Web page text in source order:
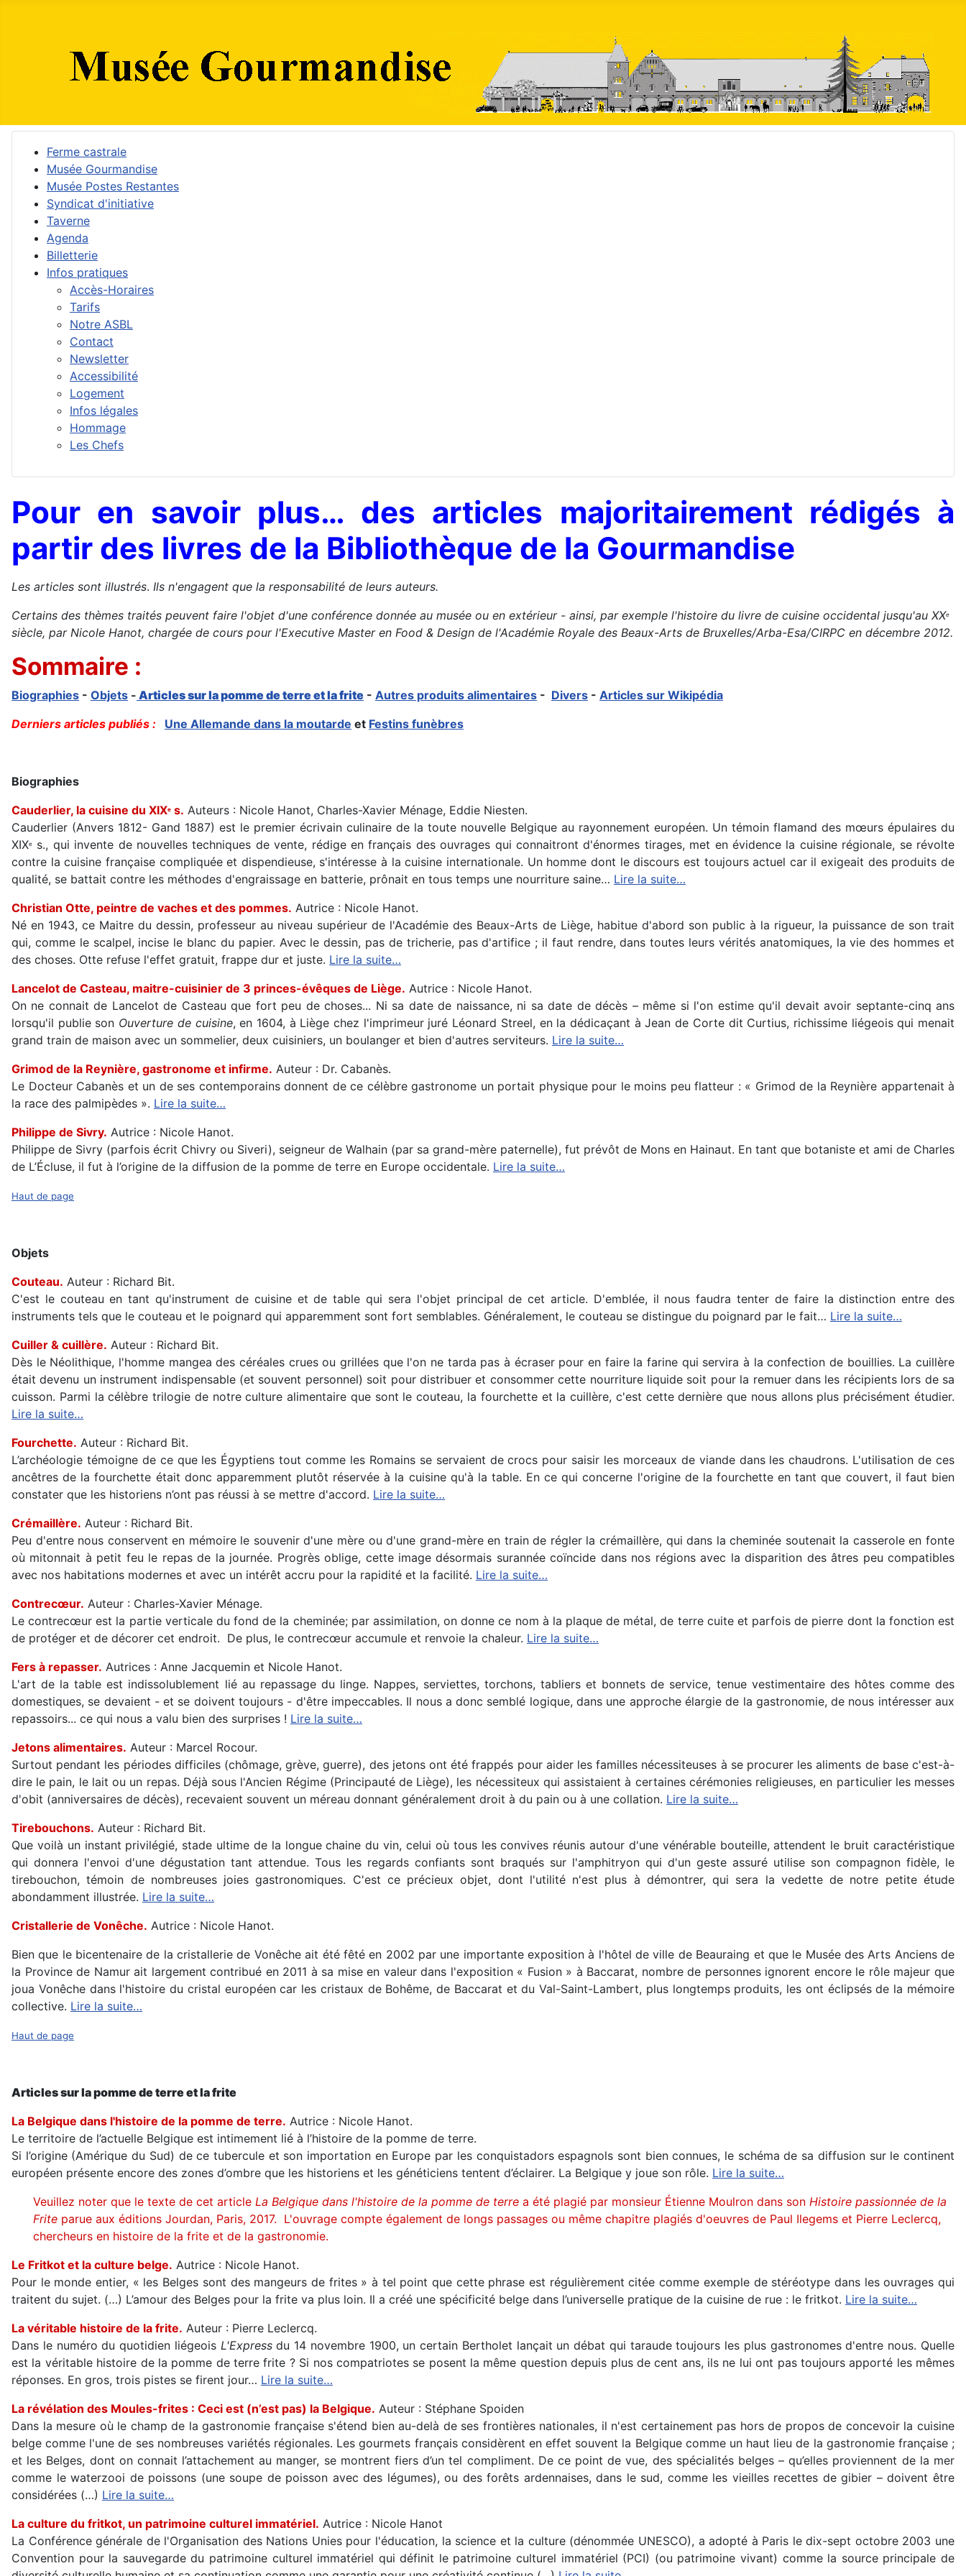
Ferme castrale
Musée Gourmandise
Musée Postes Restantes
Syndicat d'initiative
Taverne
Agenda
Billetterie
Infos pratiques
Accès-Horaires
Tarifs
Notre ASBL
Contact
Newsletter
Accessibilité
Logement
Infos légales
Hommage
Les Chefs
Pour en savoir plus… des articles majoritairement rédigés à
partir des livres de la Bibliothèque de la Gourmandise
Les articles sont illustrés. Ils n'engagent que la responsabilité de leurs auteurs.
Certains des thèmes traités peuvent faire l'objet d'une conférence donnée au musée ou en extérieur - ainsi, par exemple l'histoire du livre de cuisine occidental jusqu'au XXe
siècle, par Nicole Hanot, chargée de cours pour l'Executive Master en Food & Design de l'Académie Royale des Beaux-Arts de Bruxelles/Arba-Esa/CIRPC en décembre 2012.
Sommaire :
Biographies - Objets - Articles sur la pomme de terre et la frite - Autres produits alimentaires - Divers - Articles sur Wikipédia
Derniers articles publiés :
Une Allemande dans la moutarde et Festins funèbres
Biographies
Cauderlier, la cuisine du XIXe s. Auteurs : Nicole Hanot, Charles-Xavier Ménage, Eddie Niesten.
Cauderlier (Anvers 1812- Gand 1887) est le premier écrivain culinaire de la toute nouvelle Belgique au rayonnement européen. Un témoin flamand des mœurs épulaires du
XIXe
s., qui invente de nouvelles techniques de vente, rédige en français des ouvrages qui connaitront d'énormes tirages, met en évidence la cuisine régionale, se révolte
contre la cuisine française compliquée et dispendieuse, s'intéresse à la cuisine internationale. Un homme dont le discours est toujours actuel car il exigeait des produits de
qualité, se battait contre les méthodes d'engraissage en batterie, prônait en tous temps une nourriture saine… Lire la suite…
Christian Otte, peintre de vaches et des pommes. Autrice : Nicole Hanot.
Né en 1943, ce Maitre du dessin, professeur au niveau supérieur de l'Académie des Beaux-Arts de Liège, habitue d'abord son public à la rigueur, la puissance de son trait
qui, comme le scalpel, incise le blanc du papier. Avec le dessin, pas de tricherie, pas d'artifice ; il faut rendre, dans toutes leurs vérités anatomiques, la vie des hommes et
des choses. Otte refuse l'effet gratuit, frappe dur et juste. Lire la suite…
Lancelot de Casteau, maitre-cuisinier de 3 princes-évêques de Liège. Autrice : Nicole Hanot.
On ne connait de Lancelot de Casteau que fort peu de choses... Ni sa date de naissance, ni sa date de décès – même si l'on estime qu'il devait avoir septante-cinq ans
lorsqu'il publie son Ouverture de cuisine, en 1604, à Liège chez l'imprimeur juré Léonard Streel, en la dédicaçant à Jean de Corte dit Curtius, richissime liégeois qui menait
grand train de maison avec un sommelier, deux cuisiniers, un boulanger et bien d'autres serviteurs. Lire la suite…
Grimod de la Reynière, gastronome et infirme. Auteur : Dr. Cabanès.
Le Docteur Cabanès et un de ses contemporains donnent de ce célèbre gastronome un portait physique pour le moins peu flatteur : « Grimod de la Reynière appartenait à
la race des palmipèdes ». Lire la suite…
Philippe de Sivry. Autrice : Nicole Hanot.
Philippe de Sivry (parfois écrit Chivry ou Siveri), seigneur de Walhain (par sa grand-mère paternelle), fut prévôt de Mons en Hainaut. En tant que botaniste et ami de Charles
de L’Écluse, il fut à l’origine de la diffusion de la pomme de terre en Europe occidentale. Lire la suite…
Haut de page
Objets
Couteau. Auteur : Richard Bit.
C'est le couteau en tant qu'instrument de cuisine et de table qui sera l'objet principal de cet article. D'emblée, il nous faudra tenter de faire la distinction entre des
instruments tels que le couteau et le poignard qui apparemment sont fort semblables. Généralement, le couteau se distingue du poignard par le fait… Lire la suite…
Cuiller & cuillère. Auteur : Richard Bit.
Dès le Néolithique, l'homme mangea des céréales crues ou grillées que l'on ne tarda pas à écraser pour en faire la farine qui servira à la confection de bouillies. La cuillère
était devenu un instrument indispensable (et souvent personnel) soit pour distribuer et consommer cette nourriture liquide soit pour la remuer dans les récipients lors de sa
cuisson. Parmi la célèbre trilogie de notre culture alimentaire que sont le couteau, la fourchette et la cuillère, c'est cette dernière que nous allons plus précisément étudier.
Lire la suite…
Fourchette. Auteur : Richard Bit.
L’archéologie témoigne de ce que les Égyptiens tout comme les Romains se servaient de crocs pour saisir les morceaux de viande dans les chaudrons. L'utilisation de ces
ancêtres de la fourchette était donc apparemment plutôt réservée à la cuisine qu'à la table. En ce qui concerne l'origine de la fourchette en tant que couvert, il faut bien
constater que les historiens n’ont pas réussi à se mettre d'accord. Lire la suite…
Crémaillère. Auteur : Richard Bit.
Peu d'entre nous conservent en mémoire le souvenir d'une mère ou d'une grand-mère en train de régler la crémaillère, qui dans la cheminée soutenait la casserole en fonte
où mitonnait à petit feu le repas de la journée. Progrès oblige, cette image désormais surannée coïncide dans nos régions avec la disparition des âtres peu compatibles
avec nos habitations modernes et avec un intérêt accru pour la rapidité et la facilité. Lire la suite…
Contrecœur. Auteur : Charles-Xavier Ménage.
Le contrecœur est la partie verticale du fond de la cheminée; par assimilation, on donne ce nom à la plaque de métal, de terre cuite et parfois de pierre dont la fonction est
de protéger et de décorer cet endroit. De plus, le contrecœur accumule et renvoie la chaleur. Lire la suite…
Fers à repasser. Autrices : Anne Jacquemin et Nicole Hanot.
L'art de la table est indissolublement lié au repassage du linge. Nappes, serviettes, torchons, tabliers et bonnets de service, tenue vestimentaire des hôtes comme des
domestiques, se devaient - et se doivent toujours - d'être impeccables. Il nous a donc semblé logique, dans une approche élargie de la gastronomie, de nous intéresser aux
repassoirs... ce qui nous a valu bien des surprises ! Lire la suite…
Jetons alimentaires. Auteur : Marcel Rocour.
Surtout pendant les périodes difficiles (chômage, grève, guerre), des jetons ont été frappés pour aider les familles nécessiteuses à se procurer les aliments de base c'est-à-
dire le pain, le lait ou un repas. Déjà sous l'Ancien Régime (Principauté de Liège), les nécessiteux qui assistaient à certaines cérémonies religieuses, en particulier les messes
d'obit (anniversaires de décès), recevaient souvent un méreau donnant généralement droit à du pain ou à une collation. Lire la suite…
Tirebouchons. Auteur : Richard Bit.
Que voilà un instant privilégié, stade ultime de la longue chaine du vin, celui où tous les convives réunis autour d'une vénérable bouteille, attendent le bruit caractéristique
qui donnera l'envoi d'une dégustation tant attendue. Tous les regards confiants sont braqués sur l'amphitryon qui d'un geste assuré utilise son compagnon fidèle, le
tirebouchon, témoin de nombreuses joies gastronomiques. C'est ce précieux objet, dont l'utilité n'est plus à démontrer, qui sera la vedette de notre petite étude
abondamment illustrée. Lire la suite…
Cristallerie de Vonêche. Autrice : Nicole Hanot.
Bien que le bicentenaire de la cristallerie de Vonêche ait été fêté en 2002 par une importante exposition à l'hôtel de ville de Beauraing et que le Musée des Arts Anciens de
la Province de Namur ait largement contribué en 2011 à sa mise en valeur dans l'exposition « Fusion » à Baccarat, nombre de personnes ignorent encore le rôle majeur que
joua Vonêche dans l'histoire du cristal européen car les cristaux de Bohême, de Baccarat et du Val-Saint-Lambert, plus longtemps produits, les ont éclipsés de la mémoire
collective. Lire la suite…
Haut de page
Articles sur la pomme de terre et la frite
La Belgique dans l'histoire de la pomme de terre. Autrice : Nicole Hanot.
Le territoire de l’actuelle Belgique est intimement lié à l’histoire de la pomme de terre.
Si l’origine (Amérique du Sud) de ce tubercule et son importation en Europe par les conquistadors espagnols sont bien connues, le schéma de sa diffusion sur le continent
européen présente encore des zones d’ombre que les historiens et les généticiens tentent d’éclairer. La Belgique y joue son rôle. Lire la suite…
Veuillez noter que le texte de cet article La Belgique dans l'histoire de la pomme de terre a été plagié par monsieur Étienne Moulron dans son Histoire passionnée de la
Frite parue aux éditions Jourdan, Paris, 2017. L'ouvrage compte également de longs passages ou même chapitre plagiés d'oeuvres de Paul Ilegems et Pierre Leclercq,
chercheurs en histoire de la frite et de la gastronomie.
Le Fritkot et la culture belge. Autrice : Nicole Hanot.
Pour le monde entier, « les Belges sont des mangeurs de frites » à tel point que cette phrase est régulièrement citée comme exemple de stéréotype dans les ouvrages qui
traitent du sujet. (…) L’amour des Belges pour la frite va plus loin. Il a créé une spécificité belge dans l’universelle pratique de la cuisine de rue : le fritkot. Lire la suite…
La véritable histoire de la frite. Auteur : Pierre Leclercq.
Dans le numéro du quotidien liégeois L'Expressdu 14 novembre 1900, un certain Bertholet lançait un débat qui taraude toujours les plus gastronomes d'entre nous. Quelle
est la véritable histoire de la pomme de terre frite ? Si nos compatriotes se posent la même question depuis plus de cent ans, ils ne lui ont pas toujours apporté les mêmes
réponses. En gros, trois pistes se firent jour… Lire la suite…
La révélation des Moules-frites : Ceci est (n’est pas) la Belgique. Auteur : Stéphane Spoiden
Dans la mesure où le champ de la gastronomie française s'étend bien au-delà de ses frontières nationales, il n'est certainement pas hors de propos de concevoir la cuisine
belge comme l'une de ses nombreuses variétés régionales. Les gourmets français considèrent en effet souvent la Belgique comme un haut lieu de la gastronomie française ;
et les Belges, dont on connait l’attachement au manger, se montrent fiers d’un tel compliment. De ce point de vue, des spécialités belges – qu’elles proviennent de la mer
comme le waterzooi de poissons (une soupe de poisson avec des légumes), ou des forêts ardennaises, dans le sud, comme les vieilles recettes de gibier – doivent être
considérées (…) Lire la suite…
La culture du fritkot, un patrimoine culturel immatériel. Autrice : Nicole Hanot
La Conférence générale de l'Organisation des Nations Unies pour l'éducation, la science et la culture (dénommée UNESCO), a adopté à Paris le dix-sept octobre 2003 une
Convention pour la sauvegarde du patrimoine culturel immatériel qui définit le patrimoine culturel immatériel (PCI) (ou patrimoine vivant) comme la source principale de